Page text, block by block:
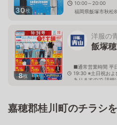
30枚
10:00～20:00
福岡県飯塚市秋松
8枚
洋服の
飯塚
■通常営業時間 平
19:30 ※土日祝およ
ありますので 詳細
嘉穂郡桂川町のチラシ